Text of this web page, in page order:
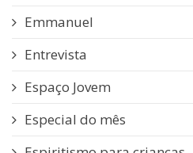
Emmanuel
Entrevista
Espaço Jovem
Especial do mês